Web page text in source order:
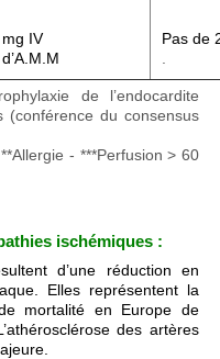
IV
Pas de
de l’endocardite
(conférence du consensus
- ***Perfusion > 60
ischémiques :
d’une réduction en
Elles représentent la
mortalité en Europe de
des artères